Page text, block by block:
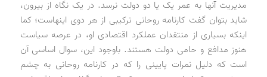
مدیریت آنها به عمر یک یا دو دولت نرسد. در یک نگاه از بیرون،
شاید بتوان گفت کارنامه روحانی ترکیبی از هر دوی اینهاست؛ کما
اینکه بسیاری از منتقدان عملکرد اقتصادی او، در عرصه سیاست
هنوز مدافع و حامی دولت هستند. باوجود این، سوال اساسی آن
است که دلیل نمرات پایینی را که در کارنامه روحانی به چشم